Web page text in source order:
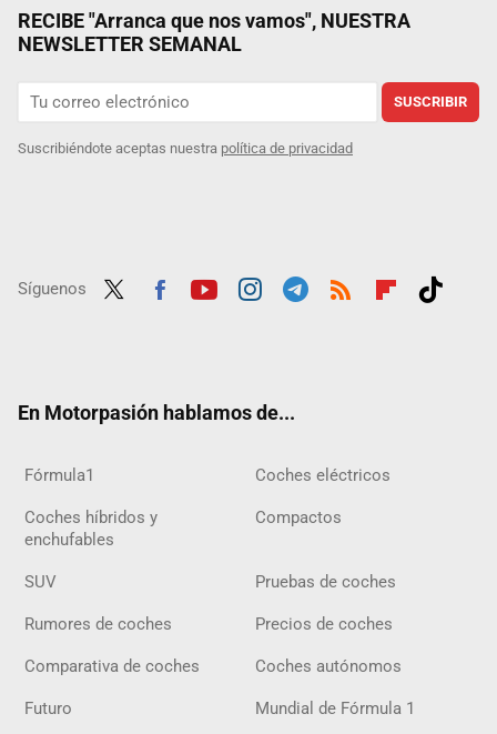
RECIBE "Arranca que nos vamos", NUESTRA
NEWSLETTER SEMANAL
SUSCRIBIR
Suscribiéndote aceptas nuestra política de privacidad
Síguenos
En Motorpasión hablamos de...
Fórmula1 Coches eléctricos
Coches híbridos y
enchufables
Compactos
SUV Pruebas de coches
Rumores de coches Precios de coches
Comparativa de coches Coches autónomos
Futuro Mundial de Fórmula 1